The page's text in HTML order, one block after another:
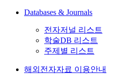
Databases & Journals
전자저널 리스트
학술DB 리스트
주제별 리스트
해외전자자료 이용안내